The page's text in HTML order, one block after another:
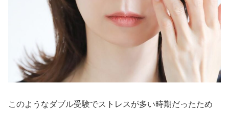
このようなダブル受験でストレスが多い時期だったため